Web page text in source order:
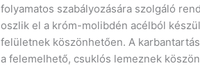
folyamatos szabályozására szolgáló
oszlik el a króm-molibdén acélból
felületnek köszönhetően. A
a felemelhető, csuklós lemeznek